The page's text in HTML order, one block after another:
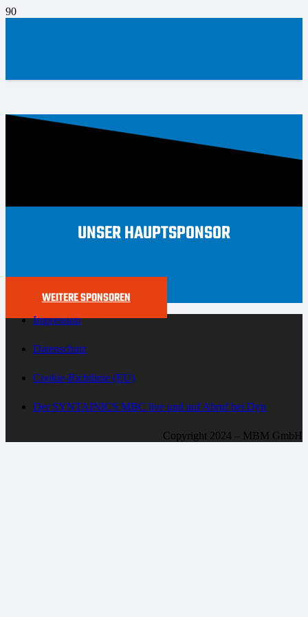
UNSER HAUPTSPONSOR
WEITERE SPONSOREN
Impressum
Datenschutz
Cookie-Richtlinie (EU)
Der SYNTAINICS MBC live und auf Abruf bei Dyn
Copyright 2024 – MBM GmbH